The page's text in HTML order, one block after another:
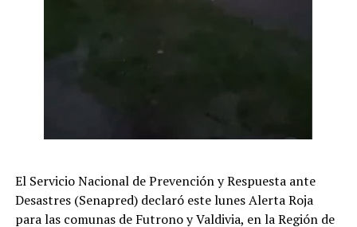
El Servicio Nacional de Prevención y Respuesta ante
Desastres (Senapred) declaró este lunes Alerta Roja
para las comunas de Futrono y Valdivia, en la Región de